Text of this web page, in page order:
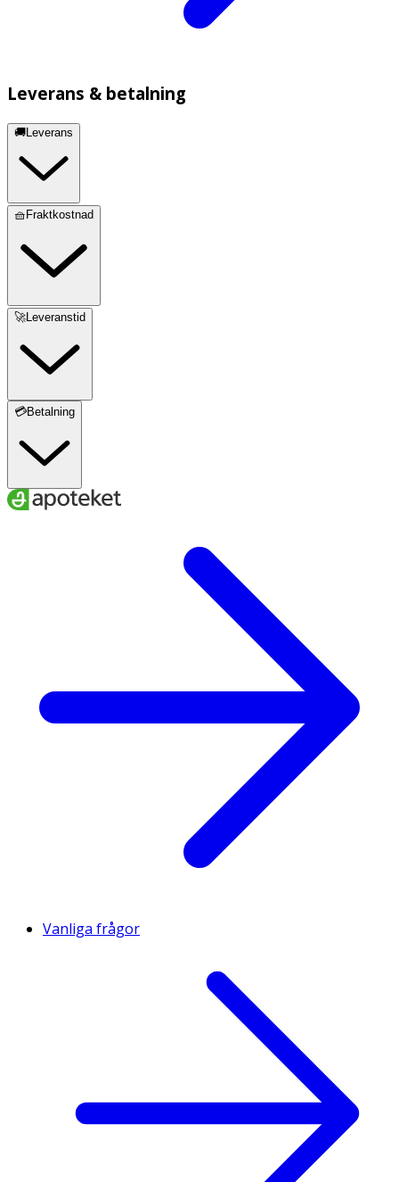
Leverans & betalning
🚚Leverans
🧺Fraktkostnad
🚀Leveranstid
💳Betalning
Vanliga frågor